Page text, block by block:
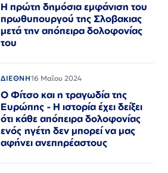
Η πρώτη δημόσια εμφάνιση του
πρωθυπουργού της Σλοβακιας
μετά την απόπειρα δολοφονίας
του
ΔΙΕΘΝΗ16 Μαΐου 2024
Ο Φίτσο και η τραγωδία της
Ευρώπης - Η ιστορία έχει δείξει
ότι κάθε απόπειρα δολοφονίας
ενός ηγέτη δεν μπορεί να μας
αφήνει ανεπηρέαστους